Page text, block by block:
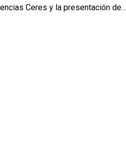
Ceres y la presentación de...